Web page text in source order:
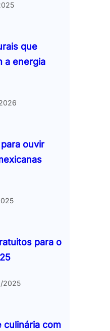
que
a energia
ouvir
para o
2025
culinária com